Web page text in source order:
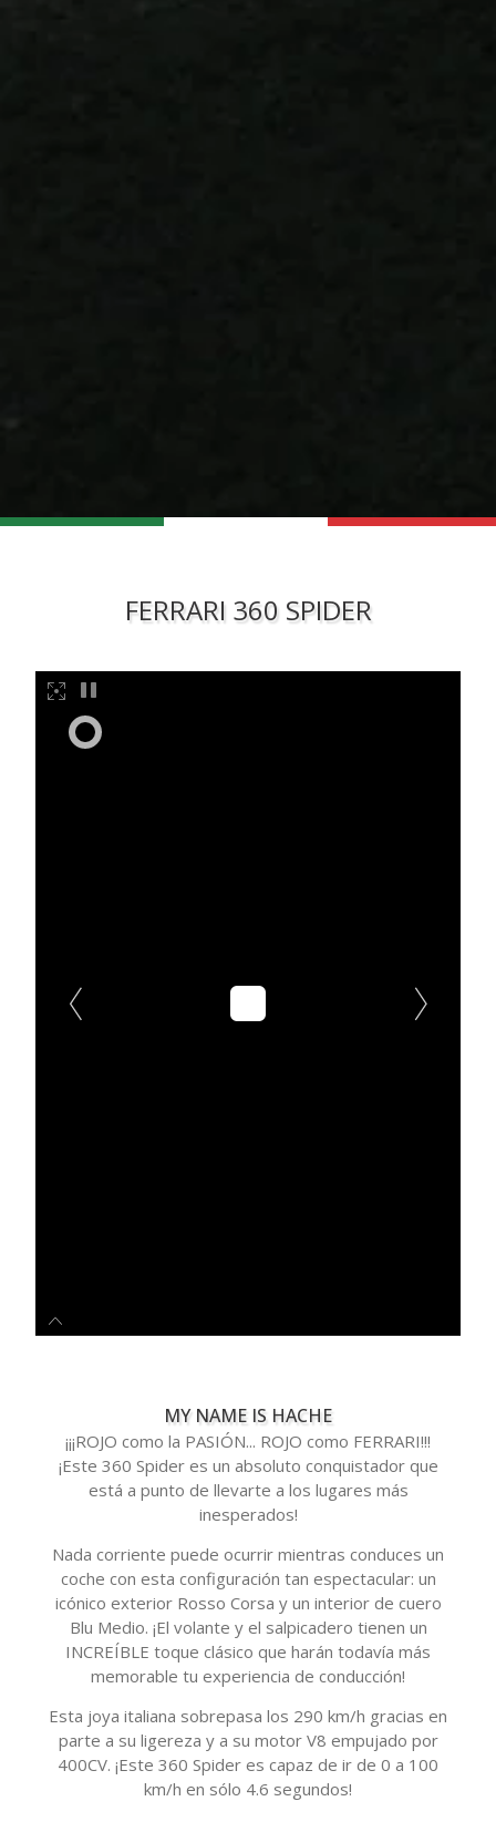
FERRARI 360 SPIDER
MY NAME IS HACHE
¡¡¡ROJO como la PASIÓN... ROJO como FERRARI!!!
¡Este 360 Spider es un absoluto conquistador que
está a punto de llevarte a los lugares más
inesperados!
Nada corriente puede ocurrir mientras conduces un
coche con esta configuración tan espectacular: un
icónico exterior Rosso Corsa y un interior de cuero
Blu Medio. ¡El volante y el salpicadero tienen un
INCREÍBLE toque clásico que harán todavía más
memorable tu experiencia de conducción!
Esta joya italiana sobrepasa los 290 km/h gracias en
parte a su ligereza y a su motor V8 empujado por
400CV. ¡Este 360 Spider es capaz de ir de 0 a 100
km/h en sólo 4.6 segundos!